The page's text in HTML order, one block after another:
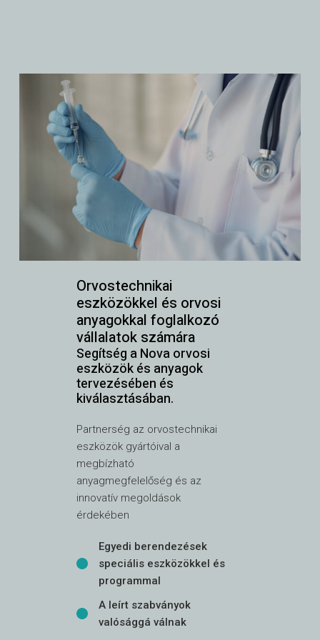
Orvostechnikai
eszközökkel és orvosi
anyagokkal foglalkozó
vállalatok számára
Segítség a Nova orvosi
eszközök és anyagok
tervezésében és
kiválasztásában.
Partnerség az orvostechnikai
eszközök gyártóival a
megbízható
anyagmegfelelőség és az
innovatív megoldások
érdekében
Egyedi berendezések
speciális eszközökkel és
programmal
A leírt szabványok
valósággá válnak